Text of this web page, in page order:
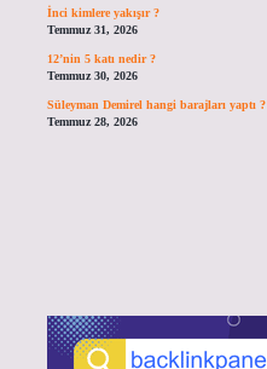
İnci kimlere yakışır ?
Temmuz 31, 2026
12’nin 5 katı nedir ?
Temmuz 30, 2026
Süleyman Demirel hangi barajları yaptı ?
Temmuz 28, 2026